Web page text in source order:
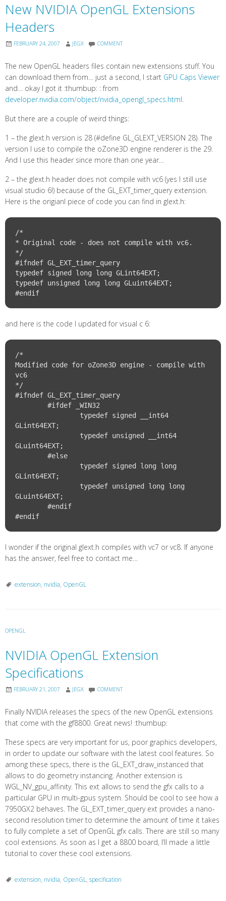
New NVIDIA OpenGL Extensions
Headers
FEBRUARY 24, 2007 JEGX COMMENT
The new OpenGL headers files contain new extensions stuff. You
can download them from… just a second, I start GPU Caps Viewer
and… okay I got it :thumbup: : from
developer.nvidia.com/object/nvidia_opengl_specs.html.
But there are a couple of weird things:
1 – the glext.h version is 28 (#define GL_GLEXT_VERSION 28). The
version I use to compile the oZone3D engine renderer is the 29.
And I use this header since more than one year…
2 – the glext.h header does not compile with vc6 (yes I still use
visual studio 6!) because of the GL_EXT_timer_query extension.
Here is the origianl piece of code you can find in glext.h:
/*
* Original code - does not compile with vc6.
*/
#ifndef GL_EXT_timer_query
typedef signed long long GLint64EXT;
typedef unsigned long long GLuint64EXT;
and here is the code I updated for visual c 6:
/*
Modified code for oZone3D engine - compile with
vc6
*/
#ifndef GL_EXT_timer_query
GLint64EXT;
GLuint64EXT;
GLint64EXT;
GLuint64EXT;
I wonder if the original glext.h compiles with vc7 or vc8. If anyone
has the answer, feel free to contact me…
extension, nvidia, OpenGL
OPENGL
NVIDIA OpenGL Extension
Specifications
FEBRUARY 21, 2007 JEGX COMMENT
Finally NVIDIA releases the specs of the new OpenGL extensions
that come with the gf8800. Great news! :thumbup:
These specs are very important for us, poor graphics developers,
in order to update our software with the latest cool features. So
among these specs, there is the GL_EXT_draw_instanced that
allows to do geometry instancing. Another extension is
WGL_NV_gpu_affinity. This ext allows to send the gfx calls to a
particular GPU in multi-gpus system. Should be cool to see how a
7950GX2 behaves. The GL_EXT_timer_query ext provides a nano-
second resolution timer to determine the amount of time it takes
to fully complete a set of OpenGL gfx calls. There are still so many
cool extensions. As soon as I get a 8800 board, I’ll made a little
tutorial to cover these cool extensions.
extension, nvidia, OpenGL, specification